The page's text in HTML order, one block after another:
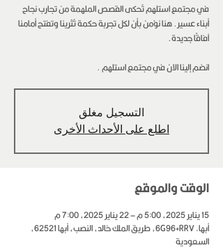
في مجتمع استلهم تُحكى القصص الملهمة من تجارب نجاح
أبناء عسير. هنا نؤمن بأن لكل تجربة حكمة تُثرينا وتفتح أمامنا
انضم إلينا الان في مجتمع استلهم .
التسجيل مغلق
اطلع على الأحداث الأخرى
الوقت والموقع
15 يناير 2025، 5:00 م – 22 يناير 2025، 7:00 م
أبها, 6G96+RRV، طريق الملك خالد، النصب، أبها 62521،
السعودية